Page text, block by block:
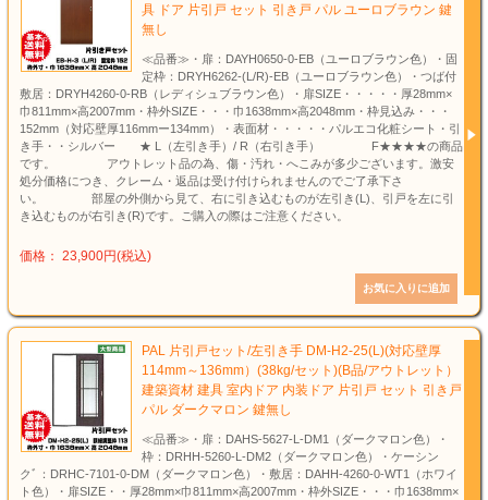
具 ドア 片引戸 セット 引き戸 パル ユーロブラウン 鍵
無し
≪品番≫・扉：DAYH0650-0-EB（ユーロブラウン色）・固
定枠：DRYH6262-(L/R)-EB（ユーロブラウン色）・つば付
敷居：DRYH4260-0-RB（レディシュブラウン色）・扉SIZE・・・・・厚28mm×
巾811mm×高2007mm・枠外SIZE・・・巾1638mm×高2048mm・枠見込み・・・
152mm（対応壁厚116mmー134mm）・表面材・・・・・パルエコ化粧シート・引
き手・・シルバー ★ L（左引き手）/ R（右引き手） F★★★★の商品
です。 アウトレット品の為、傷・汚れ・へこみが多少ございます。激安
処分価格につき、クレーム・返品は受け付けられませんのでご了承下さ
い。 部屋の外側から見て、右に引き込むものが左引き(L)、引戸を左に引
き込むものが右引き(R)です。ご購入の際はご注意ください。
価格： 23,900円(税込)
PAL 片引戸セット/左引き手 DM-H2-25(L)(対応壁厚
114mm～136mm）(38kg/セット)(B品/アウトレット）
建築資材 建具 室内ドア 内装ドア 片引戸 セット 引き戸
パル ダークマロン 鍵無し
≪品番≫・扉：DAHS-5627-L-DM1（ダークマロン色）・
枠：DRHH-5260-L-DM2（ダークマロン色）・ケーシン
クﾞ：DRHC-7101-0-DM（ダークマロン色）・敷居：DAHH-4260-0-WT1（ホワイ
ト色）・扉SIZE・・厚28mm×巾811mm×高2007mm・枠外SIZE・・・巾1638mm×